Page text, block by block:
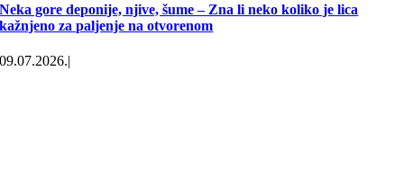
Neka gore deponije, njive, šume – Zna li neko koliko je lica
kažnjeno za paljenje na otvorenom
09.07.2026.|